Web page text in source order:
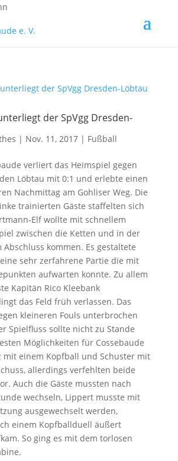
der SpVgg Dresden-
| Nov. 11, 2017 | Fußball
verliert das Heimspiel gegen
Löbtau mit 0:1 und erlebte einen
Nachmittag am Gohliser Weg. Die
trainierten Gäste staffelten sich
Elf wollte mit schnellem
zwischen die Ketten und in der
Abschluss kommen. Es gestaltete
sehr zerfahrene Partie die mit
aufwarten konnte. Zu allem
Kapitän Rico Kleebank
das Feld früh verlassen. Das
kleineren Fouls unterbrochen
Spielfluss sollte nicht zu Stande
Möglichkeiten für Cossebaude
mit einem Kopfball und Schuster mit
allerdings verfehlten beide
Auch die Gäste mussten nach
wechseln, Lippert musste mit
ausgewechselt werden,
einem Kopfballduell äußert
So ging es mit dem torlosen